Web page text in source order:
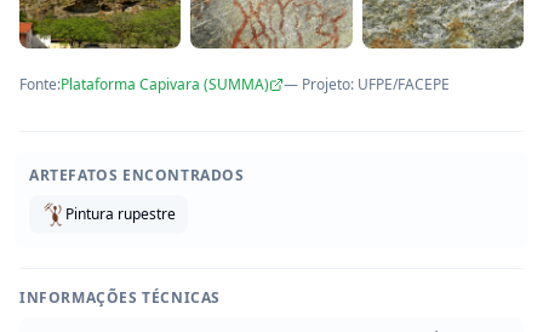
Fonte:Plataforma Capivara (SUMMA) — Projeto: UFPE/FACEPE
ARTEFATOS ENCONTRADOS
Pintura rupestre
INFORMAÇÕES TÉCNICAS